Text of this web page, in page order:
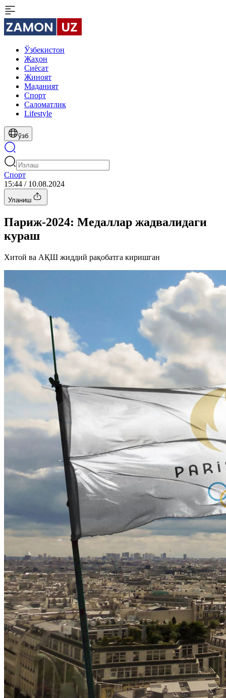
Ўзбекистон
Жаҳон
Сиёсат
Жиноят
Маданият
Спорт
Cаломатлик
Lifestyle
ўзб
Спорт
15:44 / 10.08.2024
Уланиш
Париж-2024: Медаллар жадвалидаги
кураш
Хитой ва АҚШ жиддий рақобатга киришган